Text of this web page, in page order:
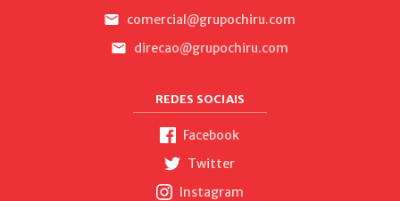
comercial@grupochiru.com
direcao@grupochiru.com
REDES SOCIAIS
Facebook
Twitter
Instagram